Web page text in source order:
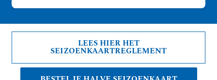
LEES HIER HET
SEIZOENKAARTREGLEMENT